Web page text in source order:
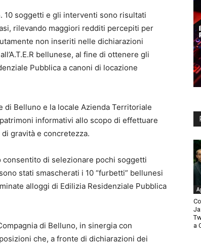
10 soggetti e gli interventi sono risultati
rilevando maggiori redditi percepiti per
non inseriti nelle dichiarazioni
bellunese, al fine di ottenere gli
Pubblica a canoni di locazione
di Belluno e la locale Azienda Territoriale
informativi allo scopo di effettuare
gravità e concretezza.
consentito di selezionare pochi soggetti
stati smascherati i 10 “furbetti” bellunesi
alloggi di Edilizia Residenziale Pubblica
di Belluno, in sinergia con
che, a fronte di dichiarazioni dei
a